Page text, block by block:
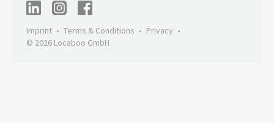
Imprint Terms & Conditions
Privacy
© 2026 Locaboo GmbH